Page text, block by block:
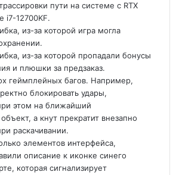
пути на системе с RTX
i7-12700KF.
из-за которой игра могла
из-за которой пропадали бонусы
и плюшки за предзаказ.
геймплейных багов. Например,
блокировать удары,
этом на ближайший
а кнут прекратит внезапно
раскачивании.
элементов интерфейса,
описание к иконке синего
которая сигнализирует